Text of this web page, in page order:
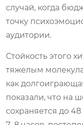
случай, когда
точку
аудитории.
Стойкость этого
тяжелым
как
показали, что на
сохраняется до